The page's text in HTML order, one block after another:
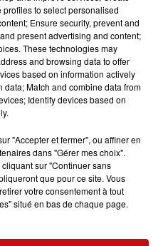
to select personalised
Ensure security, prevent and
present advertising and content;
These technologies may
and browsing data to offer
based on information actively
Match and combine data from
Identify devices based on
"Accepter et fermer", ou affiner en
dans "Gérer mes choix".
sur "Continuer sans
que pour ce site. Vous
votre consentement à tout
situé en bas de chaque page.